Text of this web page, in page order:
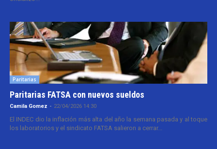
Paritarias
Paritarias FATSA con nuevos sueldos
Camila Gomez - 22/04/2026 14:30
El INDEC dio la inflación más alta del año la semana pasada y al toque
los laboratorios y el sindicato FATSA salieron a cerrar...